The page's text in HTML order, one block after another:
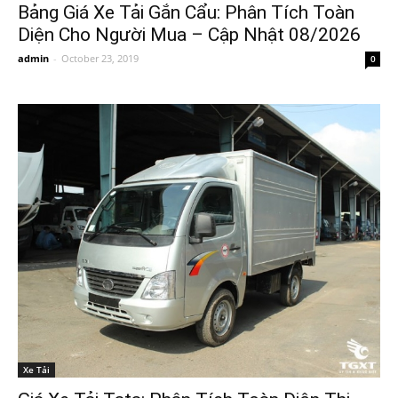
Bảng Giá Xe Tải Gắn Cẩu: Phân Tích Toàn
Diện Cho Người Mua – Cập Nhật 08/2026
admin - October 23, 2019 0
Xe Tải